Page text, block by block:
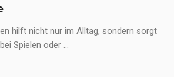
hilft nicht nur im Alltag, sondern sorgt
Spielen oder ...